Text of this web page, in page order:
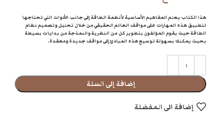
هذا الكتاب يعلم المفاهيم الأساسية لأنظمة الطاقة إلى جانب الأدوات التي تحتاجها
لتطبيق هذه المهارات على مواقف العالم الحقيقي من خلال تحليل وتصميم نظام
الطاقة حيث يقوم المؤلفون بتطوير كل من النظرية والنمذجة من بدايات بسيطة
بحيث يمكنك بسهولة توسيع هذه المبادئ إلى مواقف جديدة ومعقدة.
إضافة إلى السلة
إضافة الى المفضلة